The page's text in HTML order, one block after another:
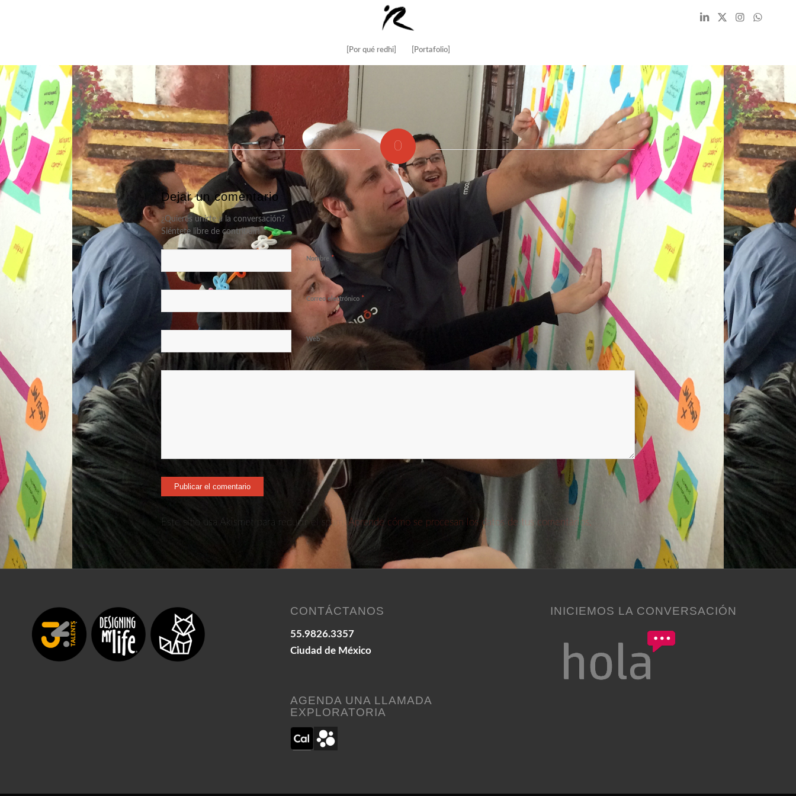
[Por qué redhi] [Portafolio]
0
COMENTARIOS
Dejar un comentario
¿Quieres unirte a la conversación?
Siéntete libre de contribuir!
Nombre *
Correo electrónico *
Web
Este sitio usa Akismet para reducir el spam.Aprende cómo se procesan los datos de tus comentarios.
CONTÁCTANOS
55.9826.3357
Ciudad de México
AGENDA UNA LLAMADA
EXPLORATORIA
INICIEMOS LA CONVERSACIÓN